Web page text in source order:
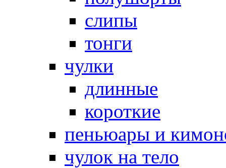
слипы
тонги
чулки
длинные
короткие
пеньюары и
чулок на тело